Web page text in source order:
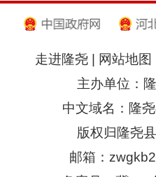
走进隆尧| 网站地图
主办单位：
中文域名：隆
版权归隆尧
邮箱：